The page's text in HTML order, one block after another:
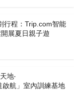
行程：Trip.com智能
展夏日親子遊
地‧
航」室內訓練基地